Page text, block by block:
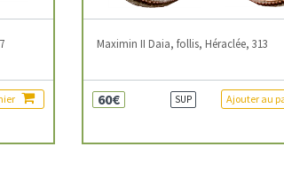
Maximin II Daia, follis, Héraclée, 313
60€ SUP Ajouter au